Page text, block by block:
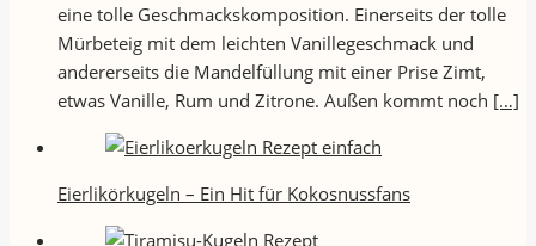
eine tolle Geschmackskomposition. Einerseits der tolle
Mürbeteig mit dem leichten Vanillegeschmack und
andererseits die Mandelfüllung mit einer Prise Zimt,
etwas Vanille, Rum und Zitrone. Außen kommt noch […]
Eierlikörkugeln – Ein Hit für Kokosnussfans